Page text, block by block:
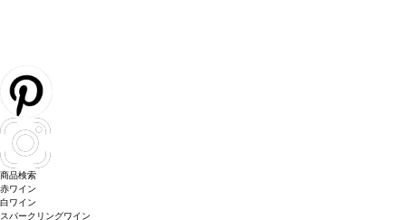
商品検索
赤ワイン
白ワイン
スパークリングワイン